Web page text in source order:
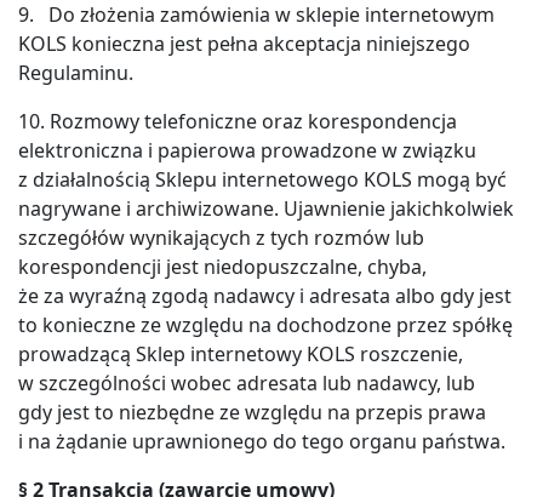
9. Do złożenia zamówienia w sklepie internetowym
KOLS konieczna jest pełna akceptacja niniejszego
Regulaminu.
10. Rozmowy telefoniczne oraz korespondencja
elektroniczna i papierowa prowadzone w związku
z działalnością Sklepu internetowego KOLS mogą być
nagrywane i archiwizowane. Ujawnienie jakichkolwiek
szczegółów wynikających z tych rozmów lub
korespondencji jest niedopuszczalne, chyba,
że za wyraźną zgodą nadawcy i adresata albo gdy jest
to konieczne ze względu na dochodzone przez spółkę
prowadzącą Sklep internetowy KOLS roszczenie,
w szczególności wobec adresata lub nadawcy, lub
gdy jest to niezbędne ze względu na przepis prawa
i na żądanie uprawnionego do tego organu państwa.
§ 2 Transakcja (zawarcie umowy)